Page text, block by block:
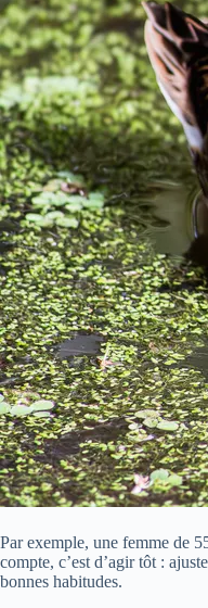
Par exemple, une femme de
compte, c’est d’agir tôt :
bonnes habitudes.